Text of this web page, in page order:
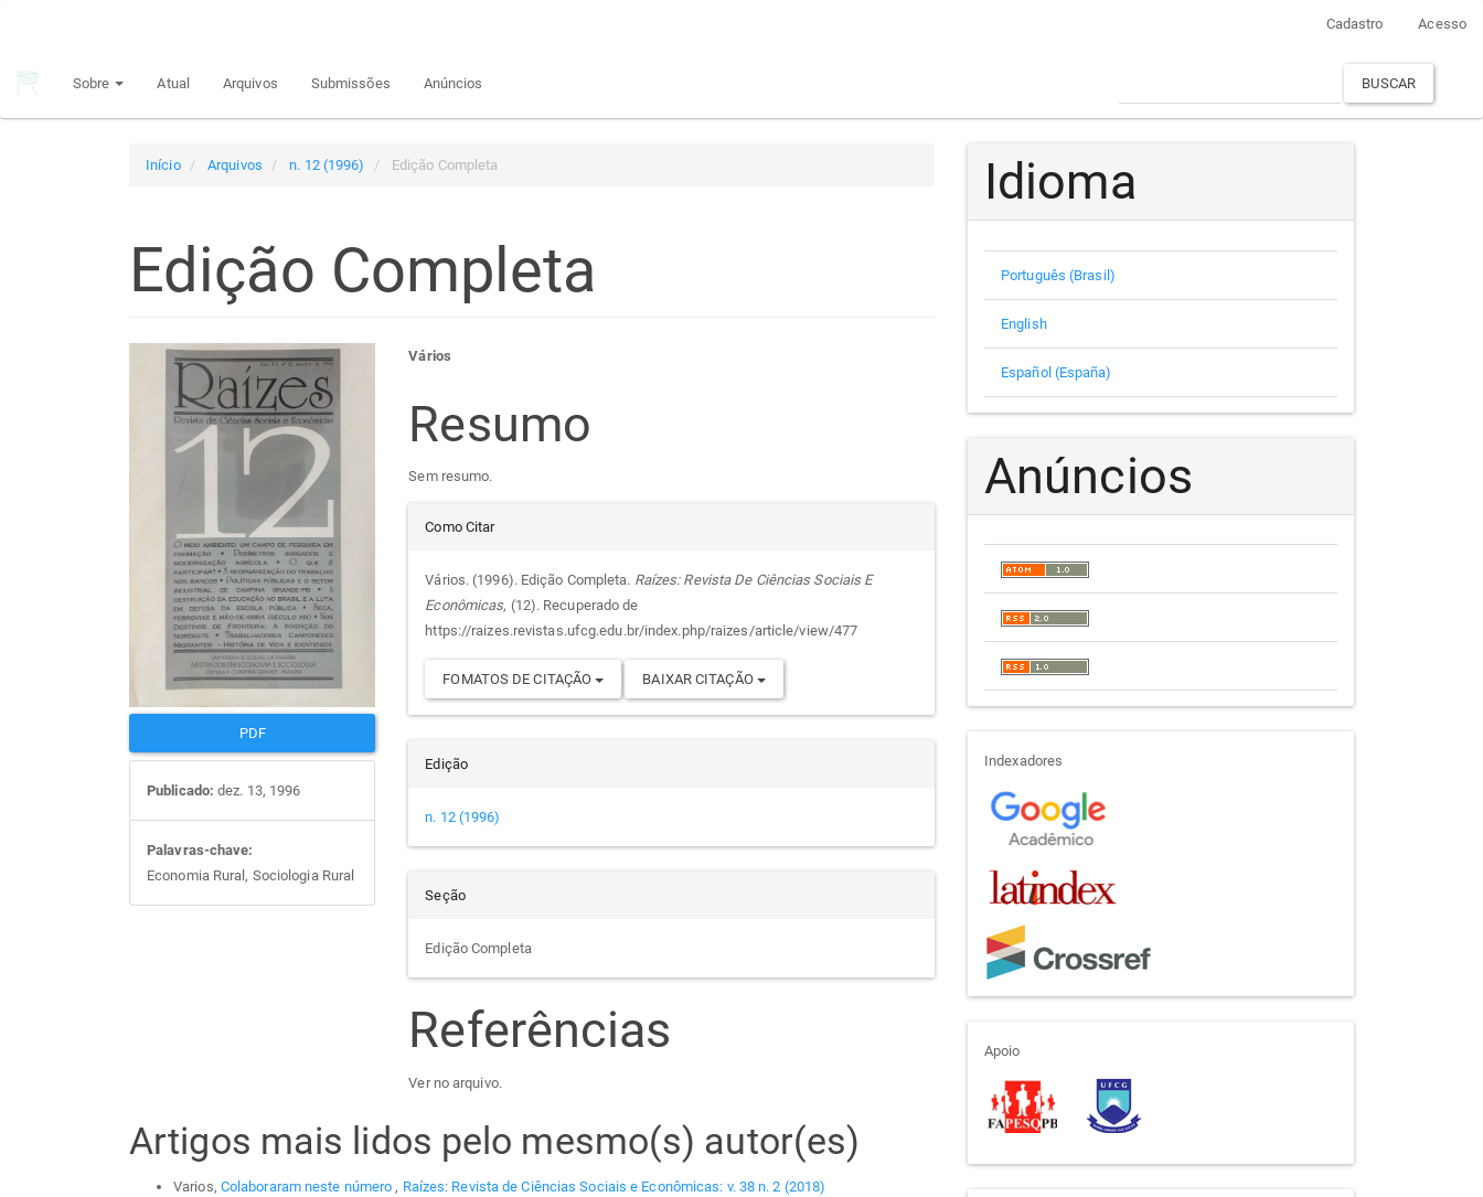
principal
Cadastro Acesso
Sobre Atual Arquivos Submissões Anúncios BUSCAR
Início Arquivos n. 12 (1996) Edição Completa
Edição Completa
Barra
lateral
artigos
PDF
Publicado: dez. 13, 1996
Palavras-chave:
Economia Rural, Sociologia Rural
Conteúdo
do
artigo
principal
Vários
Resumo
Sem resumo.
Detalhes
do
artigo
Como Citar
Vários. (1996). Edição Completa. Raízes: Revista De Ciências Sociais E
Econômicas, (12). Recuperado de
https://raizes.revistas.ufcg.edu.br/index.php/raizes/article/view/477
FOMATOS DE CITAÇÃO BAIXAR CITAÇÃO
Edição
n. 12 (1996)
Seção
Edição Completa
Referências
Ver no arquivo.
Artigos mais lidos pelo mesmo(s) autor(es)
Varios, Colaboraram neste número, Raízes: Revista de Ciências Sociais e Econômicas: v. 38 n. 2 (2018)
Idioma
Português (Brasil)
English
Español (España)
Anúncios
indexadores
Indexadores
apoio
Apoio